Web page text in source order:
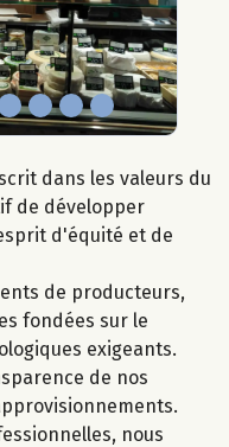
dans les valeurs du
de développer
d'équité et de
de producteurs,
fondées sur le
exigeants.
de nos
nous